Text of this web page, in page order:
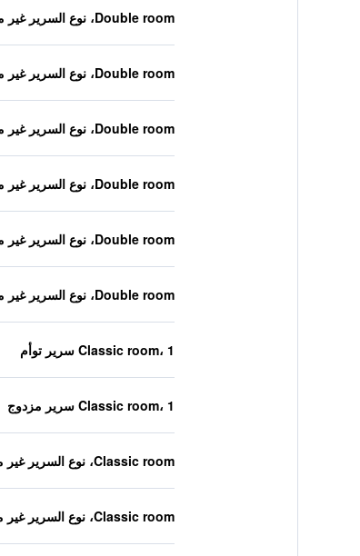
Double room، نوع السرير غير معروف
Double room، نوع السرير غير معروف
Double room، نوع السرير غير معروف
Double room، نوع السرير غير معروف
Double room، نوع السرير غير معروف
Double room، نوع السرير غير معروف
Classic room، 1 سرير توأم
Classic room، 1 سرير مزدوج
Classic room، نوع السرير غير معروف
Classic room، نوع السرير غير معروف